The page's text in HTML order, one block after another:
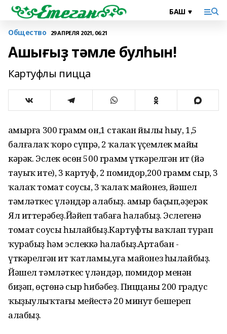
Общество 29 АПРЕЛЯ 2021, 06:21
Ашығыҙ тәмле булһын!
Картуфлы пицца
Ҡамырға 300 грамм он,1 стакан йылы һыу, 1,5
балғалаҡ ҡоро сүпрә, 2 ҡалаҡ үҫемлек майы
кәрәк. Эслек өсөн 500 грамм үткәрелгән ит (йә
тауыҡ ите), 3 картуф, 2 помидор,200 грамм сыр, 3
ҡалаҡ томат соусы, 3 ҡалаҡ майонез, йәшел
тәмләткес үләндәр алабыҙ. Ҡамыр баҫып,әҙерәк
Ял иттерәбеҙ.Йәйеп табаға һалабыҙ. Эслегенә
томат соусы һылайбыҙ.Картуфты ваҡлап турап
ҡурабыҙ һәм эслеккә һалабыҙ.Артабан -
үткәрелгән ит ҡатламы,уға майонез һылайбыҙ.
Йәшел тәмләткес үләндәр, помидор менән
биҙәп, өҫтөнә сыр һибәбеҙ. Пиццаны 200 градус
ҡыҙыулыҡтағы мейестә 20 минут бешереп
алабыҙ.